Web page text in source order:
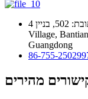
כתובת: 502, בניין 4, Jinfanghua, Xinhe Street No.2, Hebei
Village,
Guangdong
מהירים